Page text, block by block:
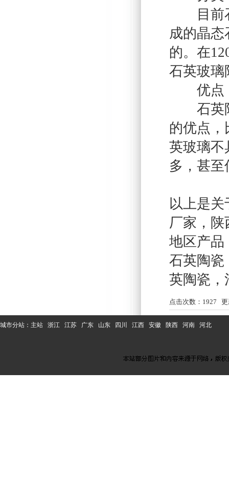
目前石
成的晶
的。在
石英玻璃
优点
石英陶
的优点，
英玻璃不
多，甚至
以上是
厂家，
地区产
石英陶瓷
英陶瓷 ，
点击次数： 1927 更
城市分站： 主站 浙江 江苏 广东 山东 四川 江西 安徽 陕西 河南 河北